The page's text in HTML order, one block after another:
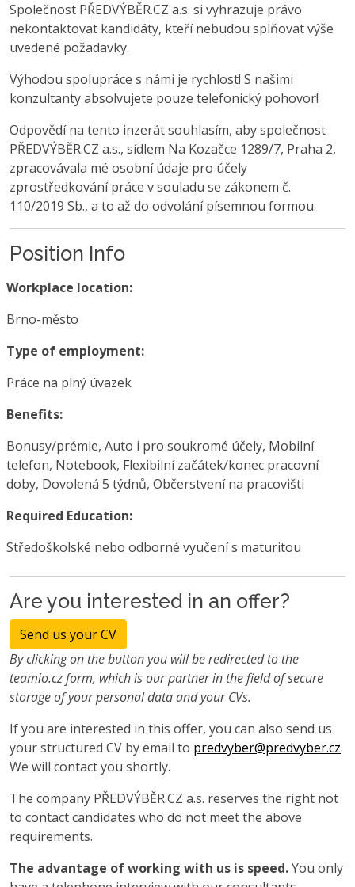
Společnost PŘEDVÝBĚR.CZ a.s. si vyhrazuje právo
nekontaktovat kandidáty, kteří nebudou splňovat výše
uvedené požadavky.
Výhodou spolupráce s námi je rychlost! S našimi
konzultanty absolvujete pouze telefonický pohovor!
Odpovědí na tento inzerát souhlasím, aby společnost
PŘEDVÝBĚR.CZ a.s., sídlem Na Kozačce 1289/7, Praha 2,
zpracovávala mé osobní údaje pro účely
zprostředkování práce v souladu se zákonem č.
110/2019 Sb., a to až do odvolání písemnou formou.
Position Info
Workplace location:
Brno-město
Type of employment:
Práce na plný úvazek
Benefits:
Bonusy/prémie, Auto i pro soukromé účely, Mobilní
telefon, Notebook, Flexibilní začátek/konec pracovní
doby, Dovolená 5 týdnů, Občerstvení na pracovišti
Required Education:
Středoškolské nebo odborné vyučení s maturitou
Are you interested in an offer?
Send us your CV
By clicking on the button you will be redirected to the
teamio.cz form, which is our partner in the field of secure
storage of your personal data and your CVs.
If you are interested in this offer, you can also send us
your structured CV by email to predvyber@predvyber.cz.
We will contact you shortly.
The company PŘEDVÝBĚR.CZ a.s. reserves the right not
to contact candidates who do not meet the above
requirements.
The advantage of working with us is speed.You only